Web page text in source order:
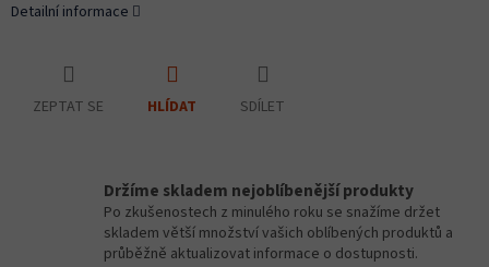
Detailní informace
ZEPTAT SE HLÍDAT SDÍLET
Držíme skladem nejoblíbenější produkty
Po zkušenostech z minulého roku se snažíme držet
skladem větší množství vašich oblíbených produktů a
průběžně aktualizovat informace o dostupnosti.